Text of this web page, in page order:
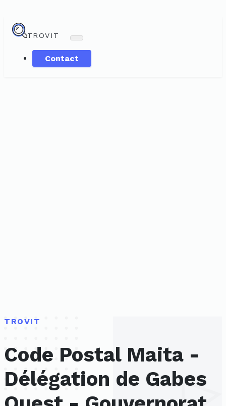
TROVIT
Contact
TROVIT
Code Postal Maita -
Délégation de Gabes